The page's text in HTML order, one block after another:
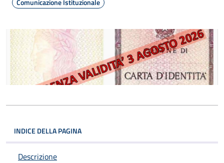
Comunicazione Istituzionale
INDICE DELLA PAGINA
Descrizione